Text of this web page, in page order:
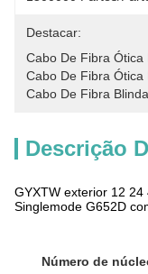
Destacar:
Cabo De Fibra
Cabo De Fibra
Cabo De Fibra
Descrição
GYXTW exterior 12
Singlemode G652D
Número de